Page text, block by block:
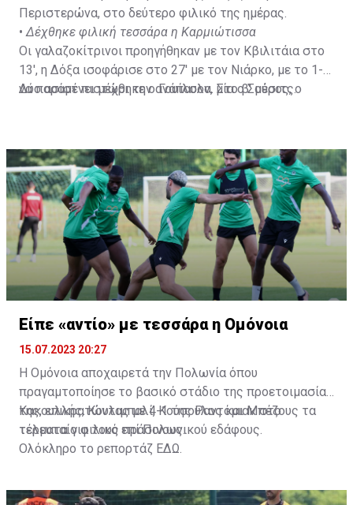
Περιστερώνα, στο δεύτερο φιλικό της ημέρας.
•Δέχθηκε φιλική τεσσάρα η Καρμιώτισσα
Οι γαλαζοκίτρινοι προηγήθηκαν με τον Κβιλιτάια στο
13', η Δόξα ισοφάρισε στο 27' με τον Νιάρκο, με το 1-1
να παραμένει μέχρι την ανάπαυλα. Στο β' μέρος, ο
Δύο ασίστ πιστώθηκε ο Γουίλσον, μία ο Σούσιτς.
Είπε «αντίο» με τεσσάρα η Ομόνοια
15.07.2023 20:27
Η Ομόνοια αποχαιρετά την Πολωνία όπου
πραγαμτοποίησε το βασικό στάδιο της προετοιμασίας
της, επικρατώντας με 4-1 της Ραντόμιακ στο
τελευταίο φιλικό επί Πολωνικού εδάφους.
Κακουλλής, Κουλιμπαλί, Κούσουλος και Μπέζους τα
τέρματα για τους πράσινους.
Ολόκληρο το ρεπορτάζ ΕΔΩ.